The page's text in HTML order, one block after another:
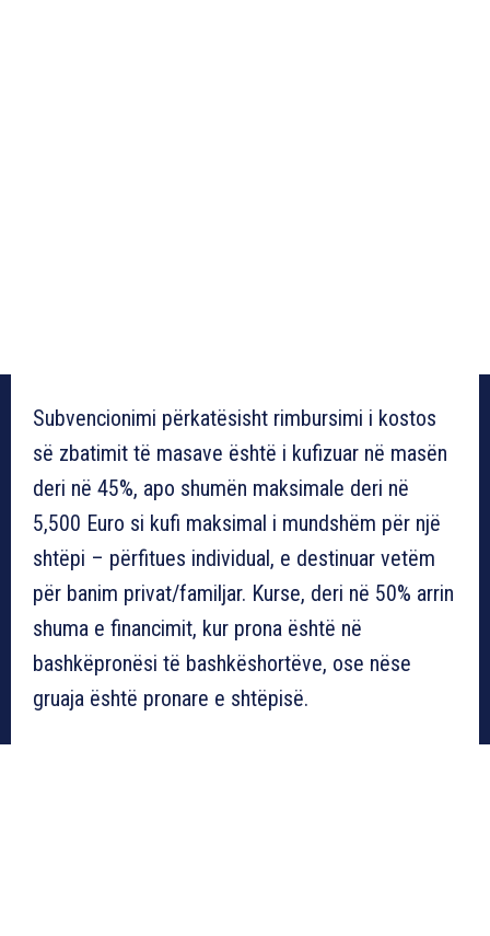
Subvencionimi përkatësisht rimbursimi i kostos
së zbatimit të masave është i kufizuar në masën
deri në 45%, apo shumën maksimale deri në
5,500 Euro si kufi maksimal i mundshëm për një
shtëpi – përfitues individual, e destinuar vetëm
për banim privat/familjar. Kurse, deri në 50% arrin
shuma e financimit, kur prona është në
bashkëpronësi të bashkëshortëve, ose nëse
gruaja është pronare e shtëpisë.